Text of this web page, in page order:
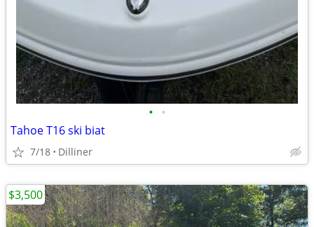
• •
Tahoe T16 ski biat
7/18 Dilliner
$3,500